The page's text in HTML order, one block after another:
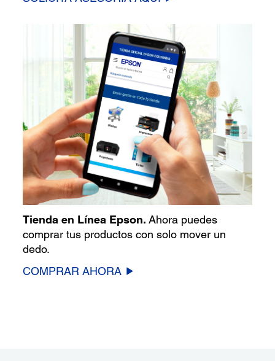
Tienda en Línea Epson.Ahora puedes
comprar tus productos con solo mover un
dedo.
COMPRAR AHORA